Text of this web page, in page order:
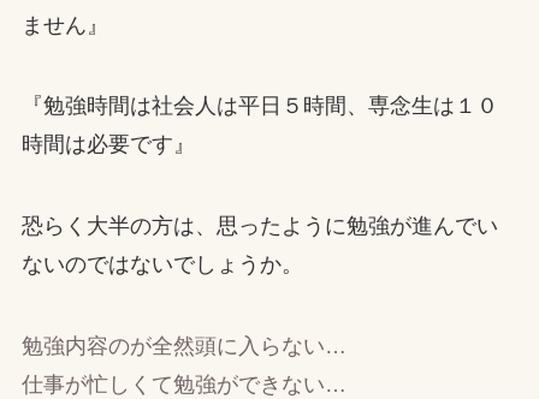
ません』
『勉強時間は社会人は平日５時間、専念生は１０
時間は必要です』
恐らく大半の方は、思ったように勉強が進んでい
ないのではないでしょうか。
勉強内容のが全然頭に入らない…
仕事が忙しくて勉強ができない…